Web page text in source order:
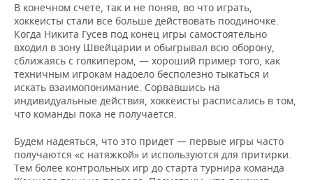
В конечном счете, так и не поняв, во что играть,
хоккеисты стали все больше действовать поодиночке.
Когда Никита Гусев под конец игры самостоятельно
входил в зону Швейцарии и обыгрывал всю оборону,
сближаясь с голкипером, — хороший пример того, как
техничным игрокам надоело бесполезно тыкаться и
искать взаимопонимание. Сорвавшись на
индивидуальные действия, хоккеисты расписались в том,
что команды пока не получается.
Будем надеяться, что это придет — первые игры часто
получаются «с натяжкой» и используются для притирки.
Тем более контрольных игр до старта турнира команда